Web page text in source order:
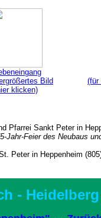
Bild
klicken)
(für
Pfarrei Sankt Peter in
Jahr-Feier des Neubaus
Peter in Heppenheim
-